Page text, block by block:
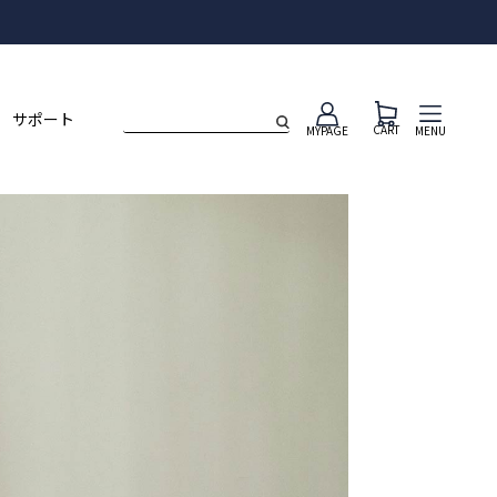
サポート
MYPAGE CART MENU